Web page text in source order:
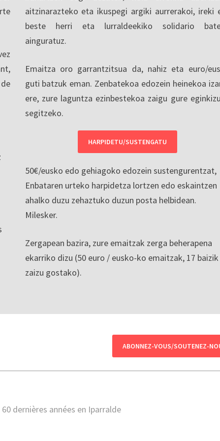
aitzinarazteko eta ikuspegi argiki aurrerakoi, ireki
beste herri eta lurraldeekiko solidario
ainguratuz.
Emaitza oro garrantzitsua da, nahiz eta euro/
guti batzuk eman. Zenbatekoa edozein heinekoa
ere, zure laguntza ezinbestekoa zaigu gure
segitzeko.
HARPIDETU/SUSTENGATU
50€/eusko edo gehiagoko edozein sustengurentzat,
Enbataren urteko harpidetza lortzen edo eskaintzen
ahalko duzu zehaztuko duzun posta helbidean.
Milesker.
Zergapean bazira, zure emaitzak zerga beherapena
ekarriko dizu (50 euro / eusko-ko emaitzak, 17 baizik
zaizu gostako).
ABONNEZ-VOUS/SOUTENEZ-
dernières années en Iparralde